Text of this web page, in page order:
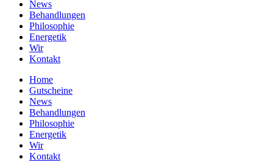
News
Behandlungen
Philosophie
Energetik
Wir
Kontakt
Home
Gutscheine
News
Behandlungen
Philosophie
Energetik
Wir
Kontakt